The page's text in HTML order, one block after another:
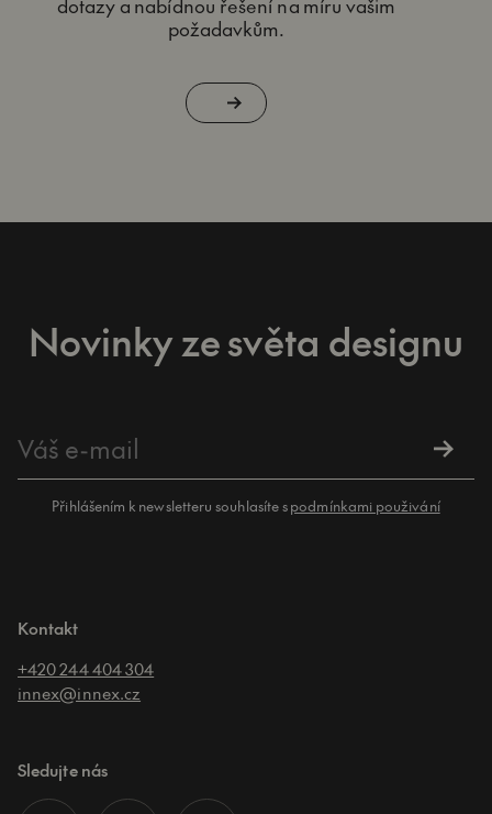
dotazy a nabídnou řešení na míru vašim
požadavkům.
Novinky ze světa designu
Přihlášením k newsletteru souhlasíte spodmínkami použivání
Kontakt
+420 244 404 304
innex@innex.cz
Sledujte nás